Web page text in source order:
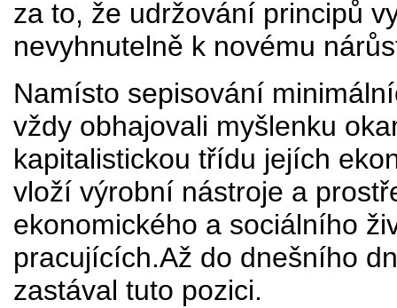
za to, že udržování principů
nevyhnutelně k novému
Namísto sepisování
vždy obhajovali myšlenku
kapitalistickou třídu jejích
vloží výrobní nástroje a
ekonomického a sociálního
pracujících.Až do dnešního
zastával tuto pozici.